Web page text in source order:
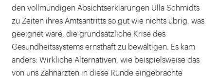
den vollmundigen Absichtserklärungen Ulla Schmidts
zu Zeiten ihres Amtsantritts so gut wie nichts übrig, was
geeignet wäre, die grundsätzliche Krise des
Gesundheitssystems ernsthaft zu bewältigen. Es kam
anders: Wirkliche Alternativen, wie beispielsweise das
von uns Zahnärzten in diese Runde eingebrachte